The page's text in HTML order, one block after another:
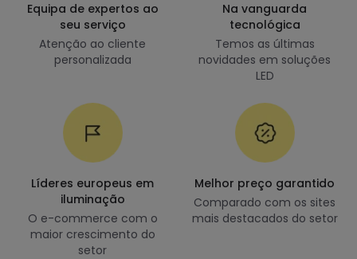
Equipa de expertos ao
seu serviço
Atenção ao cliente
personalizada
Na vanguarda
tecnológica
Temos as últimas
novidades em soluções
LED
Líderes europeus em
iluminação
O e-commerce com o
maior crescimento do
setor
Melhor preço garantido
Comparado com os sites
mais destacados do setor